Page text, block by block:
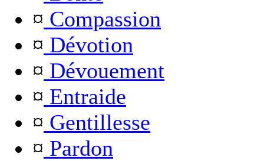
¤ Compassion
¤ Dévotion
¤ Dévouement
¤ Entraide
¤ Gentillesse
¤ Pardon